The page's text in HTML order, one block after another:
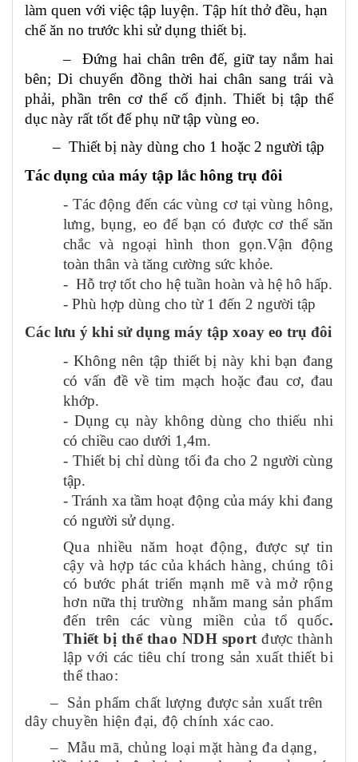
làm quen với việc tập luyện. Tập hít thở đều, hạn
chế ăn no trước khi sử dụng thiết bị.
– Đứng hai chân trên đế, giữ tay nắm hai
bên; Di chuyển đồng thời hai chân sang trái và
phải, phần trên cơ thể cố định. Thiết bị tập thể
dục này rất tốt để phụ nữ tập vùng eo.
– Thiết bị này dùng cho 1 hoặc 2 người tập
Tác dụng của máy tập lắc hông trụ đôi
- Tác động đến các vùng cơtại vùng hông,
lưng, bụng, eo để bạn có được cơ thể săn
chắc và ngoại hình thon gọn.Vận động
toàn thân và tăng cường sức khỏe.
- Hỗ trợ tốt cho hệ tuần hoàn và hệ hô hấp.
- Phù hợp dùng cho từ 1 đến 2 người tập
Các lưu ý khi sử dụng máy tập xoay eo trụ đôi
- Không nên tập thiết bị này khi bạn đang
có vấn đề về tim mạch hoặc đau cơ, đau
khớp.
- Dụng cụ này không dùng cho thiếu nhi
có chiều cao dưới 1,4m.
- Thiết bị chỉ dùng tối đa cho 2 người cùng
tập.
- Tránh xa tầm hoạt động của máy khi đang
có người sử dụng.
Qua nhiều năm hoạt động, được sự tin
cậy và hợp tác của khách hàng, chúng tôi
có bước phát triển mạnh mẽ và mở rộng
hơn nữa thị trường nhằm mang sản phẩm
đến trên các vùng miền của tổ quốc.
Thiết bị thể thao NDH sportđược thành
lập với các tiêu chí trong sản xuất thiết bi
thể thao:
– Sản phẩm chất lượng được sản xuất trên
dây chuyền hiện đại, độ chính xác cao.
– Mẫu mã, chủng loại mặt hàng đa dạng,